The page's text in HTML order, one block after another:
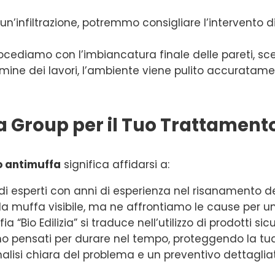
potremmo consigliare l’intervento
con l’imbiancatura finale delle pareti,
dei lavori, l’ambiente viene pulito
Group per il Tuo
antimuffa significa affidarsi a:
esperti con anni di esperienza nel risanamento
muffa visibile, ma ne affrontiamo le cause per
“Bio Edilizia” si traduce nell’utilizzo di prodotti
pensati per durare nel tempo, proteggendo la
chiara del problema e un preventivo